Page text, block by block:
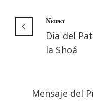
Newer
Día del
la Shoá
Mensaje del